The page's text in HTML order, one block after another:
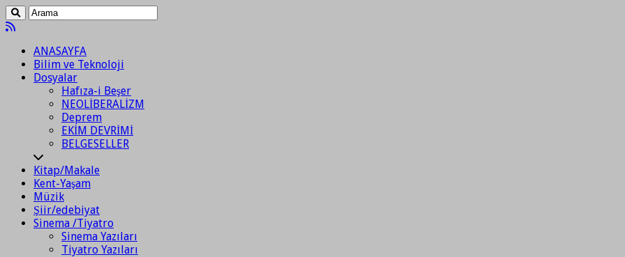
ANASAYFA
Bilim ve Teknoloji
Dosyalar
Hafıza-i Beşer
NEOLİBERALİZM
Deprem
EKİM DEVRİMİ
BELGESELLER
Kitap/Makale
Kent-Yaşam
Müzik
Şiir/edebiyat
Sinema /Tiyatro
Sinema Yazıları
Tiyatro Yazıları